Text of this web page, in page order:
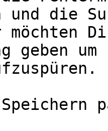
die
möchten
geben
Speichern